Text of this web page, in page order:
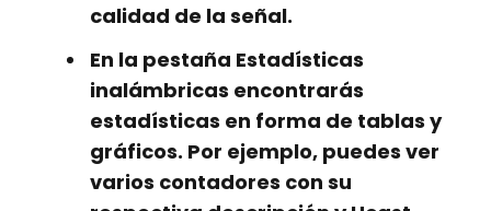
calidad de la señal.
En la pestaña Estadísticas
inalámbricas encontrarás
estadísticas en forma de tablas y
gráficos. Por ejemplo, puedes ver
varios contadores con su